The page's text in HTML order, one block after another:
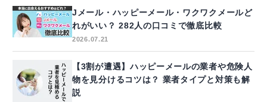
Jメール・ハッピーメール・ワクワクメールど
れがいい？ 282人の口コミで徹底比較
2026.07.21
【3割が遭遇】ハッピーメールの業者や危険人
物を見分けるコツは？ 業者タイプと対策も解
説